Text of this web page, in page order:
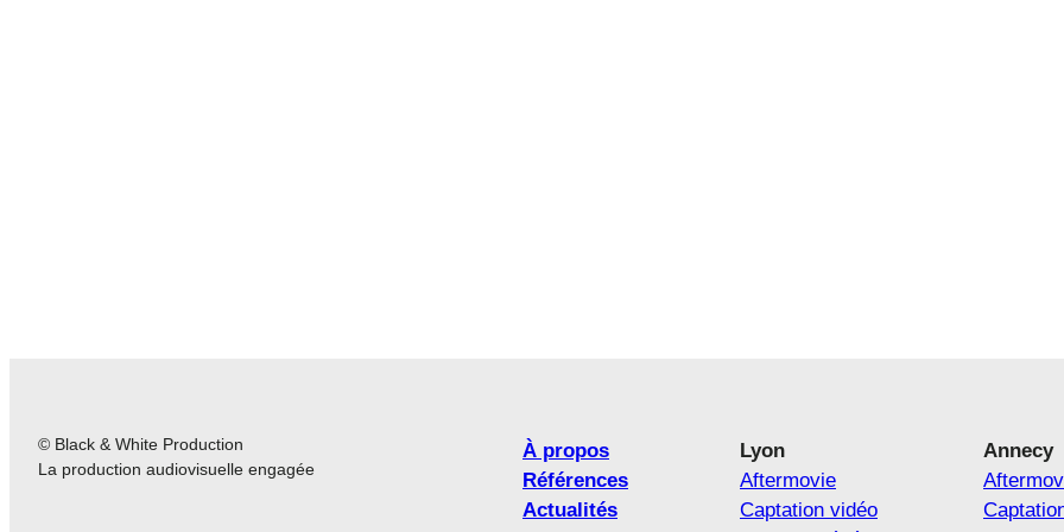
© Black & White Production
La production audiovisuelle engagée
À propos
Références
Actualités
Lyon
Aftermovie
Captation vidéo
Annecy